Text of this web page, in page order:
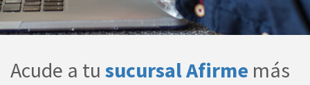
Acude a tu sucursal Afirme más